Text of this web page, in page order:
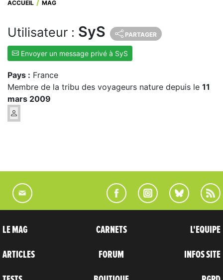
ACCUEIL MAG
Utilisateur : SyS PARTAGER
Envoyer un message privé à SyS
Pays : France
Membre de la tribu des voyageurs nature depuis le 11
mars 2009
LE MAG
ARTICLES
CARNETS
FORUM
L'EQUIPE
INFOS SITE